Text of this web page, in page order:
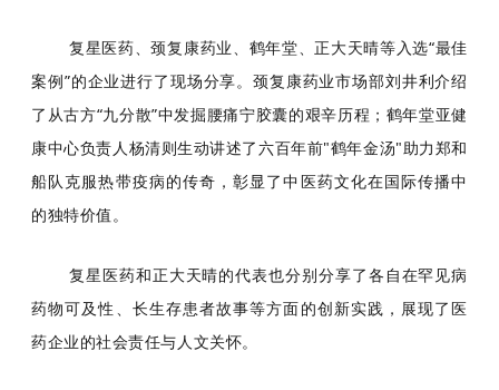
复星医药、颈复康药业、鹤年堂、正大天晴等入选“最佳
案例”的企业进行了现场分享。颈复康药业市场部刘井利介绍
了从古方“九分散”中发掘腰痛宁胶囊的艰辛历程；鹤年堂亚健
康中心负责人杨清则生动讲述了六百年前"鹤年金汤"助力郑和
船队克服热带疫病的传奇，彰显了中医药文化在国际传播中
的独特价值。
复星医药和正大天晴的代表也分别分享了各自在罕见病
药物可及性、长生存患者故事等方面的创新实践，展现了医
药企业的社会责任与人文关怀。